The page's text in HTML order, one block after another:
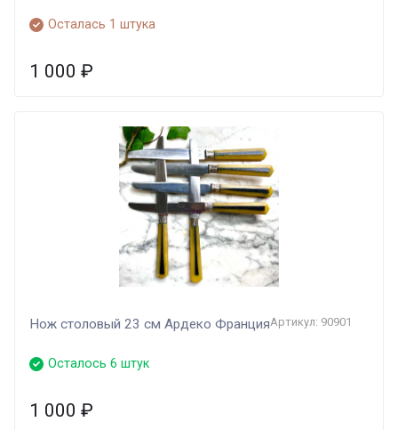
Осталась 1 штука
1 000 ₽
Нож столовый 23 см Ардеко ФранцияАртикул: 90901
Осталось 6 штук
1 000 ₽